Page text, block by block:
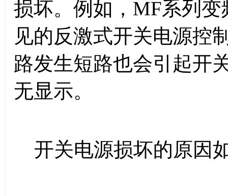
损坏。例如，MF系列
见的反激式开关电源控
路发生短路也会引起开
无显示。
开关电源损坏的原因